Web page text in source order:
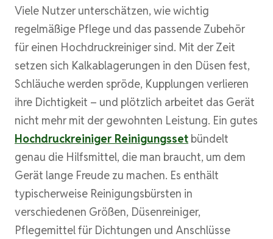
Viele Nutzer unterschätzen, wie wichtig
regelmäßige Pflege und das passende Zubehör
für einen Hochdruckreiniger sind. Mit der Zeit
setzen sich Kalkablagerungen in den Düsen fest,
Schläuche werden spröde, Kupplungen verlieren
ihre Dichtigkeit – und plötzlich arbeitet das Gerät
nicht mehr mit der gewohnten Leistung. Ein gutes
Hochdruckreiniger Reinigungsset bündelt
genau die Hilfsmittel, die man braucht, um dem
Gerät lange Freude zu machen. Es enthält
typischerweise Reinigungsbürsten in
verschiedenen Größen, Düsenreiniger,
Pflegemittel für Dichtungen und Anschlüsse